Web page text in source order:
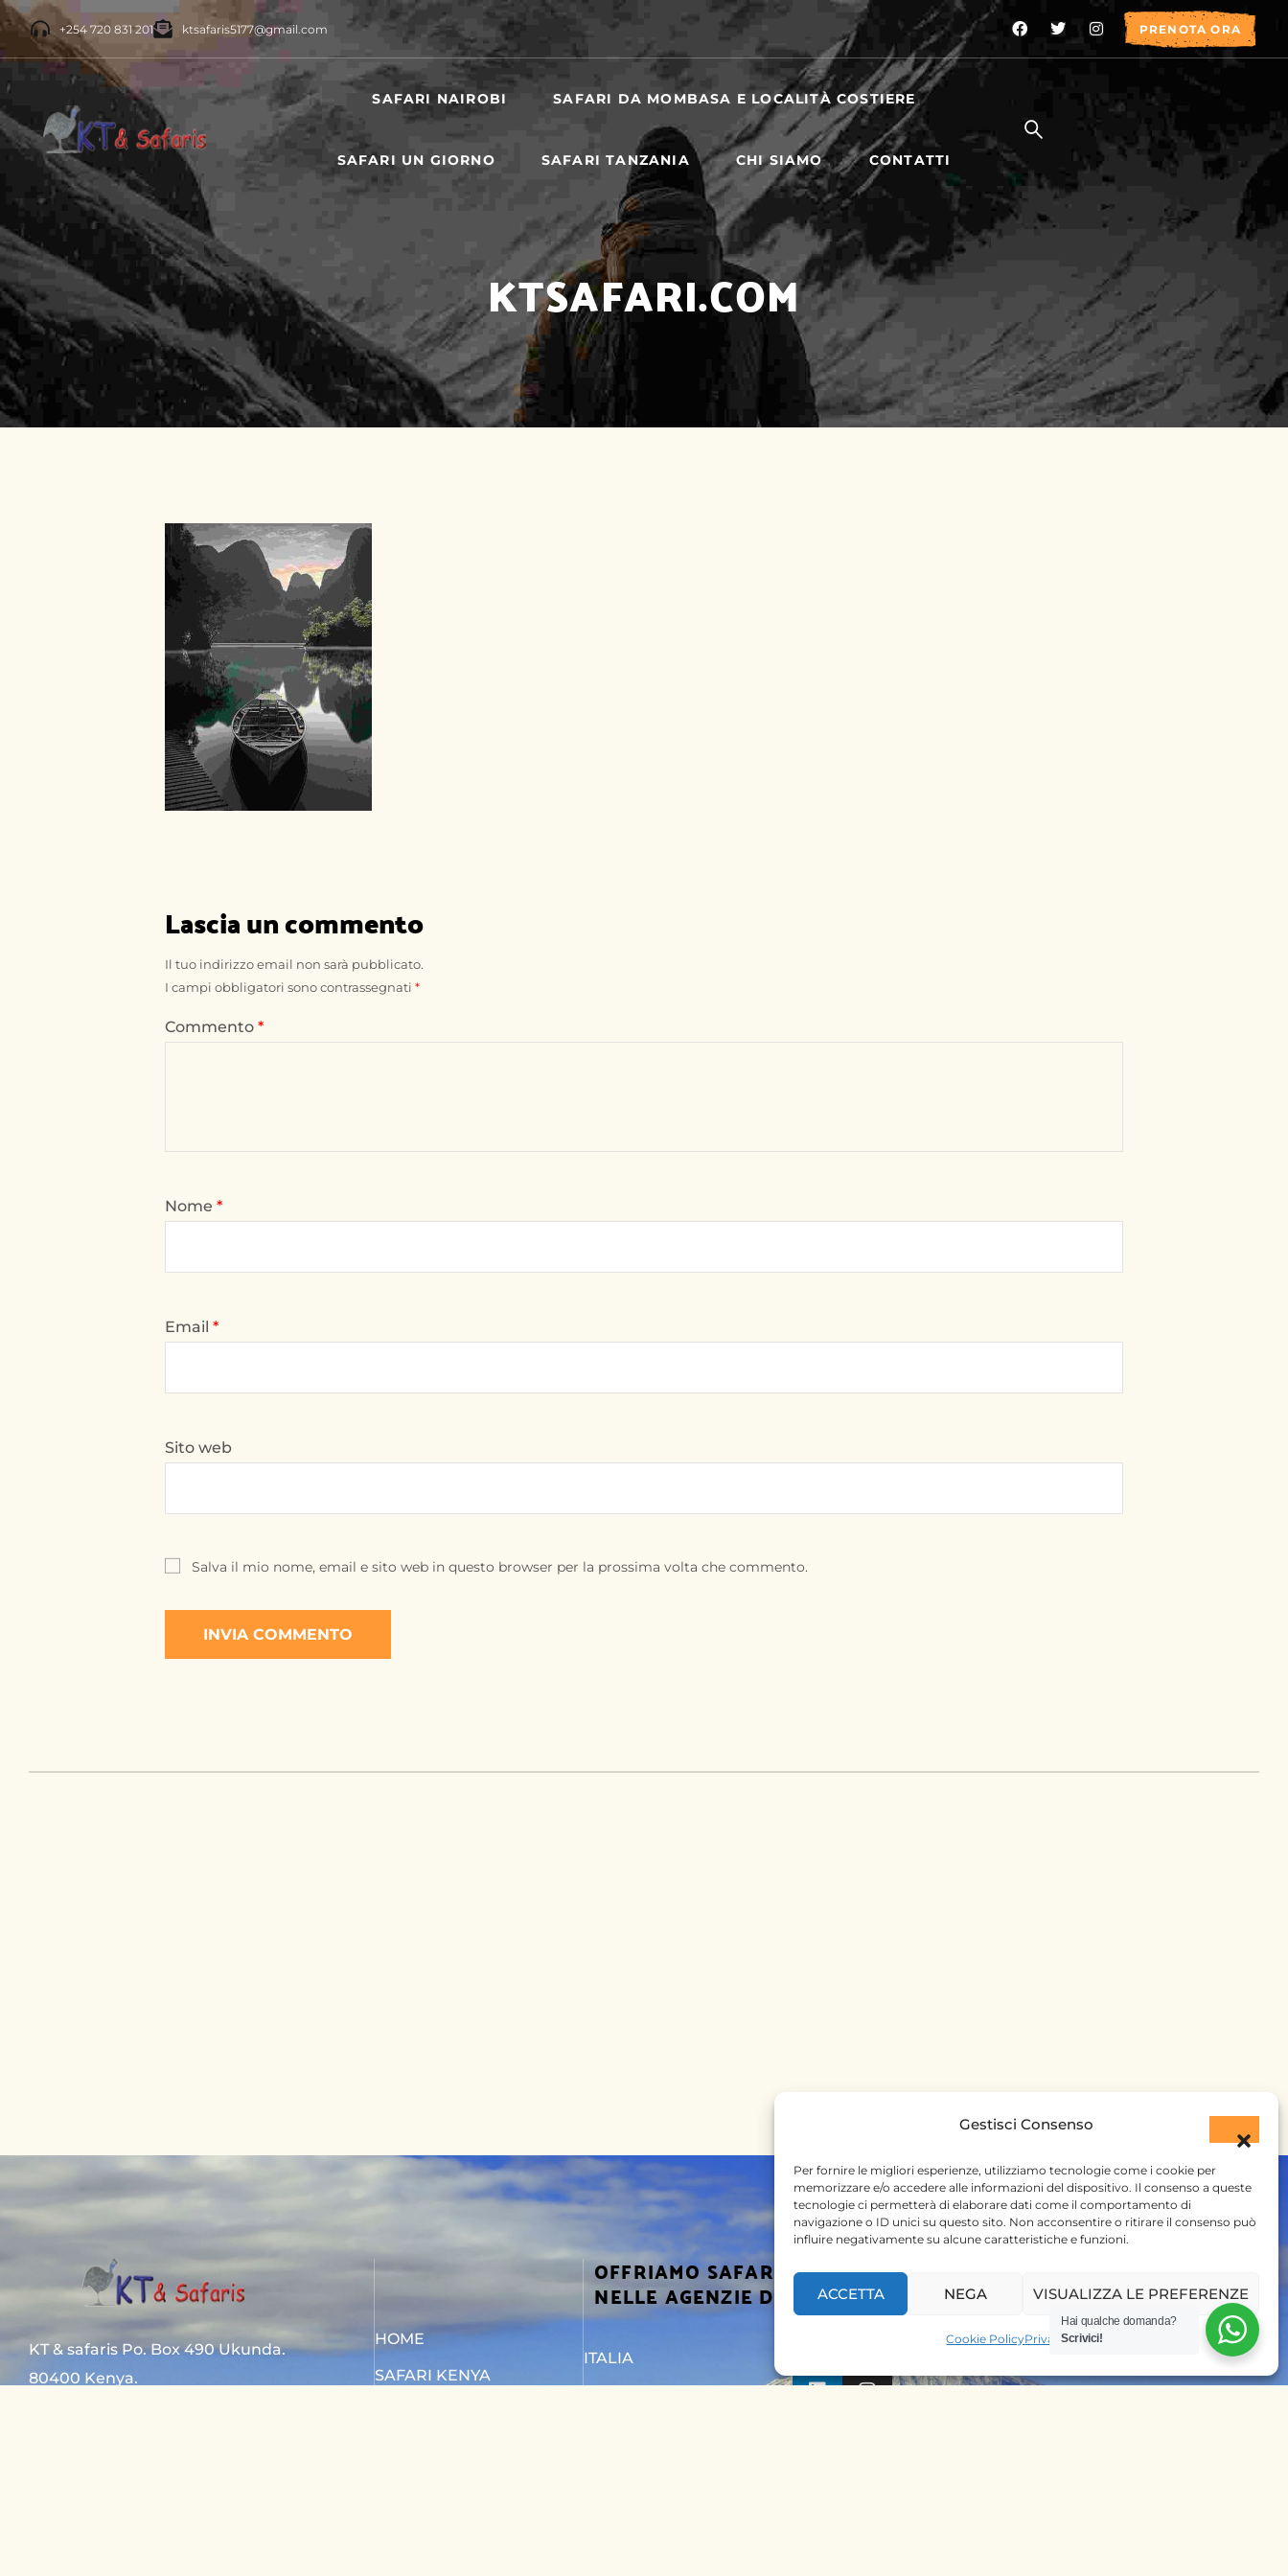
Gestisci Consenso
Per fornire le migliori esperienze, utilizziamo tecnologie come i cookie per
memorizzare e/o accedere alle informazioni del dispositivo. Il consenso a queste
tecnologie ci permetterà di elaborare dati come il comportamento di
navigazione o ID unici su questo sito. Non acconsentire o ritirare il consenso può
influire negativamente su alcune caratteristiche e funzioni.
ACCETTA NEGA VISUALIZZA LE PREFERENZE
Cookie PolicyPrivacy Policy
+254 720 831 201 ktsafaris5177@gmail.com PRENOTA ORA
SAFARI NAIROBI SAFARI DA MOMBASA E LOCALITÀ COSTIERE
SAFARI UN GIORNO SAFARI TANZANIA CHI SIAMO CONTATTI
KTSAFARI.COM
Lascia un commento
Il tuo indirizzo email non sarà pubblicato.
I campi obbligatori sono contrassegnati *
Commento *
Nome *
Email *
Sito web
Salva il mio nome, email e sito web in questo browser per la prossima volta che commento.
KT & safaris Po. Box 490 Ukunda.
80400 Kenya.
HOME
SAFARI KENYA
OFFRIAMO SAFARI
NELLE AGENZIE DI
ITALIA
SEGUICI SU
PRENOTA SUBITO IL
Hai qualche domanda?
Scrivici!